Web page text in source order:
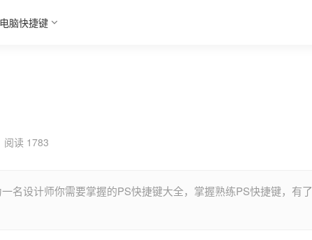
电脑快捷键
阅读 1783
名设计师你需要掌握的PS快捷键大全，掌握熟练PS快捷键，有了